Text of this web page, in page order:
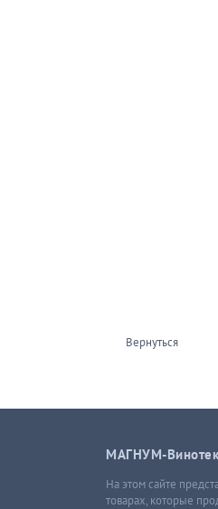
Вернуться
МАГНУМ-
На этом сайте
товарах, которые